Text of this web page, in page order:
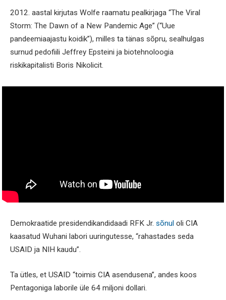
2012. aastal kirjutas Wolfe raamatu pealkirjaga “The Viral
Storm: The Dawn of a New Pandemic Age” (“Uue
pandeemiaajastu koidik”), milles ta tänas sõpru, sealhulgas
surnud pedofiili Jeffrey Epsteini ja biotehnoloogia
riskikapitalisti Boris Nikolicit.
Demokraatide presidendikandidaadi RFK Jr. sõnul oli CIA
kaasatud Wuhani labori uuringutesse, “rahastades seda
USAID ja NIH kaudu”.
Ta ütles, et USAID “toimis CIA asendusena”, andes koos
Pentagoniga laborile üle 64 miljoni dollari.